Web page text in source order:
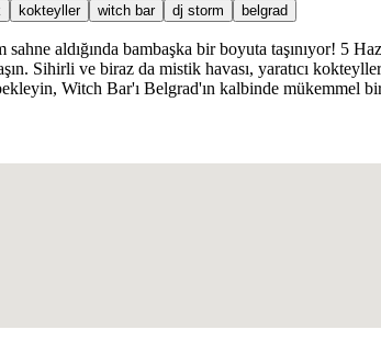
kokteyller witch bar dj storm belgrad
aldığında bambaşka bir boyuta taşınıyor! 5
Sihirli ve biraz da mistik havası, yaratıcı
Witch Bar'ı Belgrad'ın kalbinde mükemmel